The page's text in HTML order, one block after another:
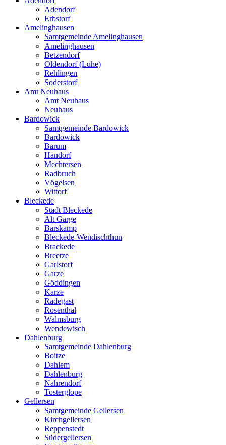
Adendorf
Erbstorf
Amelinghausen
Samtgemeinde Amelinghausen
Amelinghausen
Betzendorf
Oldendorf (Luhe)
Rehlingen
Soderstorf
Amt Neuhaus
Amt Neuhaus
Neuhaus
Bardowick
Samtgemeinde Bardowick
Bardowick
Barum
Handorf
Mechtersen
Radbruch
Vögelsen
Wittorf
Bleckede
Stadt Bleckede
Alt Garge
Barskamp
Bleckede-Wendischthun
Brackede
Breetze
Garlstorf
Garze
Göddingen
Karze
Radegast
Rosenthal
Walmsburg
Wendewisch
Dahlenburg
Samtgemeinde Dahlenburg
Boitze
Dahlem
Dahlenburg
Nahrendorf
Tosterglope
Gellersen
Samtgemeinde Gellersen
Kirchgellersen
Reppenstedt
Südergellersen